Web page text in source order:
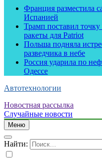
Франция разместила
Испанией
Трамп поставил
ракеты для Patriot
Польша подняла
разведчика в небе
Россия ударила по
Одессе
Автотехнологии
Новостная рассылка
Случайные новости
Меню
Найти: